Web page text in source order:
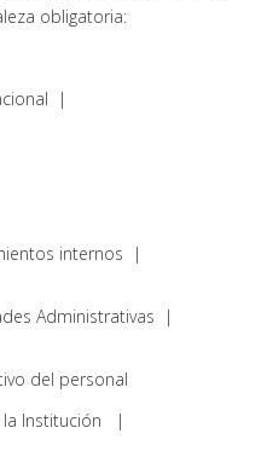
obligatoria:
|
internos |
Administrativas |
del personal
la Institución |